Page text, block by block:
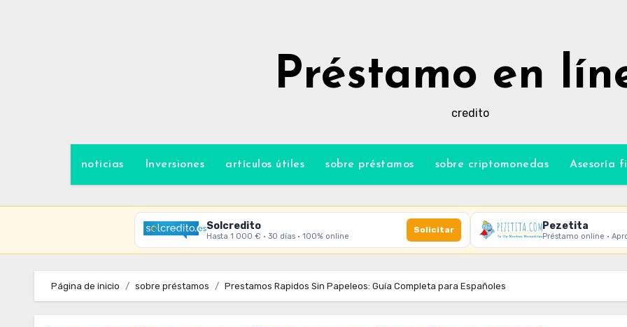
Préstamo en
credito
noticias Inversiones artículos útiles sobre préstamos sobre criptomonedas Asesoría
Solcredito
Hasta 1 000 € · 30 días · 100% online
Solicitar Pezetita
Préstamo online ·
Página de inicio sobre préstamos Prestamos Rapidos Sin Papeleos: Guía Completa para Españoles